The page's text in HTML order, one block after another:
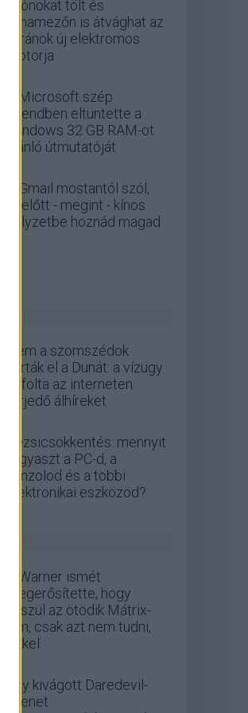
Drónokat tölt és
aknamezőn is átvághat az
ukránok új elektromos
motorja
A Microsoft szép
csendben eltüntette a
Windows 32 GB RAM-ot
ajánló útmutatóját
A Gmail mostantól szól,
mielőtt - megint - kínos
helyzetbe hoznád magad
Nem a szomszédok
zárták el a Dunát: a vízügy
cáfolta az interneten
terjedő álhíreket
Rezsicsökkentés: mennyit
fogyaszt a PC-d, a
konzolod és a többi
elektronikai eszközöd?
A Warner ismét
megerősítette, hogy
készül az ötödik Mátrix-
film, csak azt nem tudni,
kikkel
Egy kivágott Daredevil-
jelenet